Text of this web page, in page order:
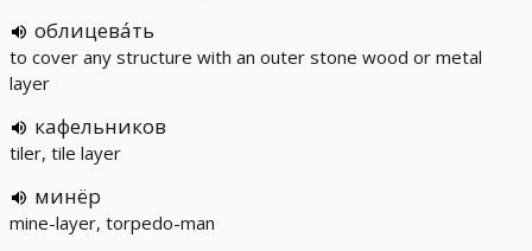
облицева́ть
to cover any structure with an outer stone wood or metal
layer
кафельников
tiler, tile layer
минёр
mine-layer, torpedo-man